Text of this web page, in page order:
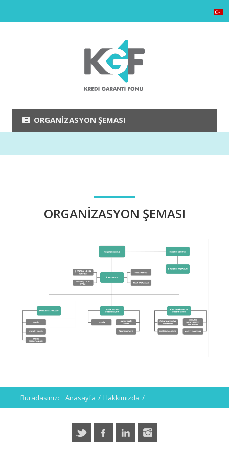
ORGANIZASYON ŞEMASI
ORGANIZASYON ŞEMASI
Buradasınız: Anasayfa / Hakkımızda /
Organizasyon Şeması